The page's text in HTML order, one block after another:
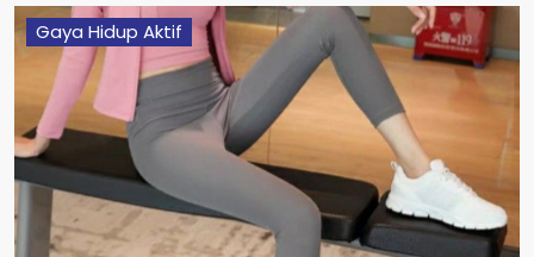
Gaya Hidup Aktif